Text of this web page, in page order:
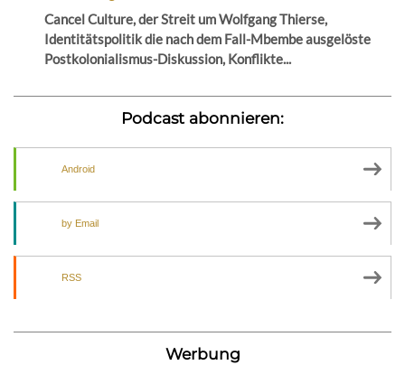
Cancel Culture, der Streit um Wolfgang Thierse,
Identitätspolitik die nach dem Fall-Mbembe ausgelöste
Postkolonialismus-Diskussion, Konflikte...
Podcast abonnieren:
Android
by Email
RSS
Werbung